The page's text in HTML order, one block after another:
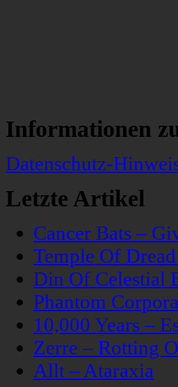
Informationen
Datenschutz-
Letzte Artikel
Cancer Bats –
Temple Of
Din Of Celestial
Phantom
10,000 Years –
Zerre – Rotting
Allt – Ataraxia